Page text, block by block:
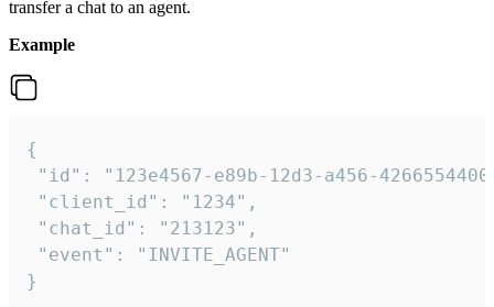
transfer a chat to an agent.
Example
{
"id": "123e4567-e89b-12d3-a456-
"client_id": "1234",
"chat_id": "213123",
"event": "INVITE_AGENT"
}